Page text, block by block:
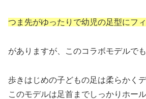
つま先がゆったりで幼児の足型にフ
がありますが、このコラボモデルで
歩きはじめの子どもの足は柔らかくデ
このモデルは足首までしっかりホー